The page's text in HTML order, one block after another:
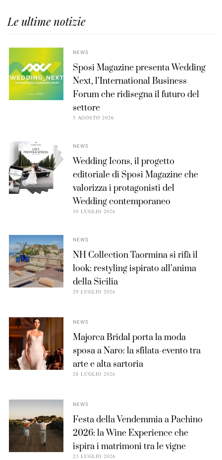
Le ultime notizie
NEWS
Sposi Magazine presenta Wedding
Next, l’International Business
Forum che ridisegna il futuro del
settore
5 AGOSTO 2026
NEWS
Wedding Icons, il progetto
editoriale di Sposi Magazine che
valorizza i protagonisti del
Wedding contemporaneo
30 LUGLIO 2026
NEWS
NH Collection Taormina si rifà il
look: restyling ispirato all’anima
della Sicilia
29 LUGLIO 2026
NEWS
Majorca Bridal porta la moda
sposa a Naro: la sfilata-evento tra
arte e alta sartoria
28 LUGLIO 2026
NEWS
Festa della Vendemmia a Pachino
2026: la Wine Experience che
ispira i matrimoni tra le vigne
23 LUGLIO 2026